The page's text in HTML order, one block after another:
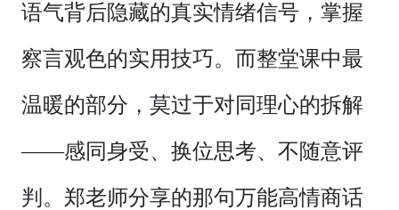
语气背后隐藏的真实情绪信号，掌握
察言观色的实用技巧。而整堂课中最
温暖的部分，莫过于对同理心的拆解
——感同身受、换位思考、不随意评
判。郑老师分享的那句万能高情商话